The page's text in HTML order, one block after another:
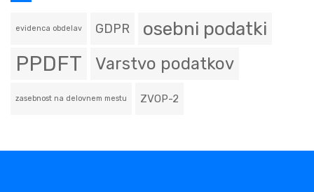
evidenca obdelav GDPR osebni podatki
PPDFT Varstvo podatkov
zasebnost na delovnem mestu ZVOP-2